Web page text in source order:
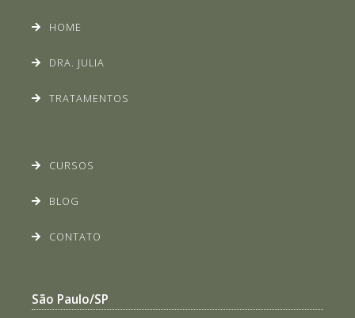
HOME
DRA. JULIA
TRATAMENTOS
CURSOS
BLOG
CONTATO
São Paulo/SP